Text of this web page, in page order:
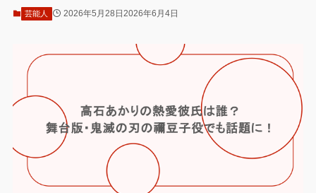
芸能人 2026年5月28日 2026年6月4日